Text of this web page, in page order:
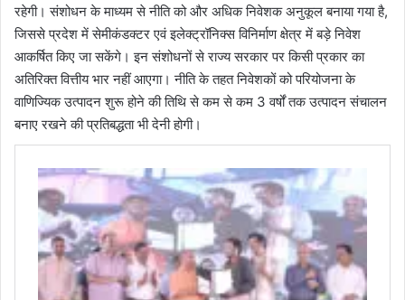
रहेगी। संशोधन के माध्यम से नीति को और अधिक निवेशक अनुकूल बनाया गया है,
जिससे प्रदेश में सेमीकंडक्टर एवं इलेक्ट्रॉनिक्स विनिर्माण क्षेत्र में बड़े निवेश
आकर्षित किए जा सकेंगे। इन संशोधनों से राज्य सरकार पर किसी प्रकार का
अतिरिक्त वित्तीय भार नहीं आएगा। नीति के तहत निवेशकों को परियोजना के
वाणिज्यिक उत्पादन शुरू होने की तिथि से कम से कम 3 वर्षों तक उत्पादन संचालन
बनाए रखने की प्रतिबद्धता भी देनी होगी।